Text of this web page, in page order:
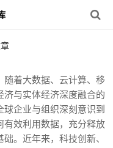
随着大数据、云计算、移
济与实体经济深度融合的
企业与组织深刻意识到
有效利用数据，充分释放
。近年来，科技创新、